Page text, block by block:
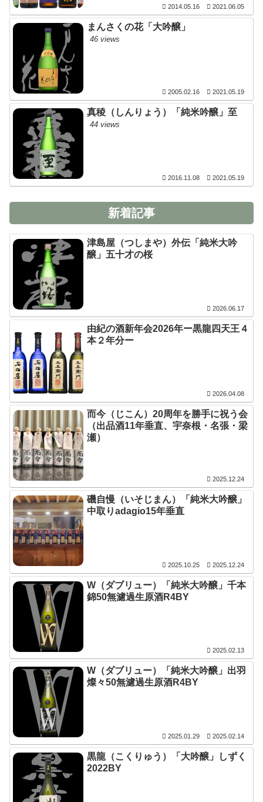
2014.05.16 2021.06.05
まんさくの花「大吟醸」
46 views
2005.02.16 2021.05.19
真稜（しんりょう）「純米吟醸」至
44 views
2016.11.08 2021.05.19
新着記事
津島屋（つしまや）外伝「純米大吟
醸」五十才の桜
2026.06.17
由紀の酒新年会2026年ー黒龍四天王４
本２年分ー
2026.04.08
而今（じこん）20周年を勝手に祝う会
（出品酒11年垂直、宇奈根・名張・梁
瀬）
2025.12.24
磯自慢（いそじまん）「純米大吟醸」
中取りadagio15年垂直
2025.10.25 2025.12.24
W（ダブリュー）「純米大吟醸」千本
錦50無濾過生原酒R4BY
2025.02.13
W（ダブリュー）「純米大吟醸」出羽
燦々50無濾過生原酒R4BY
2025.01.29 2025.02.14
黒龍（こくりゅう）「大吟醸」しずく
2022BY